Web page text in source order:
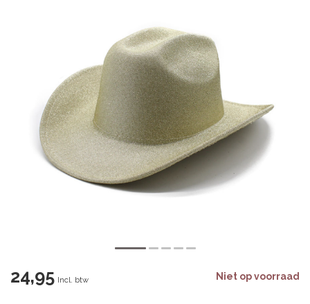
24,95 Incl. btw Niet op voorraad